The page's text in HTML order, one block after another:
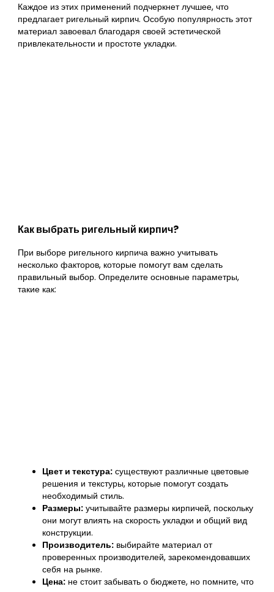
Каждое из этих применений подчеркнет лучшее, что
предлагает ригельный кирпич. Особую популярность этот
материал завоевал благодаря своей эстетической
привлекательности и простоте укладки.
Как выбрать ригельный кирпич?
При выборе ригельного кирпича важно учитывать
несколько факторов, которые помогут вам сделать
правильный выбор. Определите основные параметры,
такие как:
Цвет и текстура: существуют различные цветовые
решения и текстуры, которые помогут создать
необходимый стиль.
Размеры: учитывайте размеры кирпичей, поскольку
они могут влиять на скорость укладки и общий вид
конструкции.
Производитель: выбирайте материал от
проверенных производителей, зарекомендовавших
себя на рынке.
Цена: не стоит забывать о бюджете, но помните, что